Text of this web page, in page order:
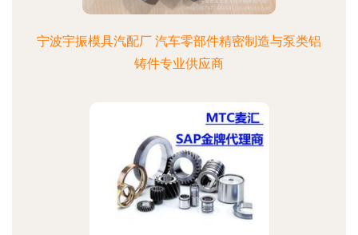
宁波宇振模具汽配厂 汽车零部件精密制造与泵类铝
铸件专业供应商